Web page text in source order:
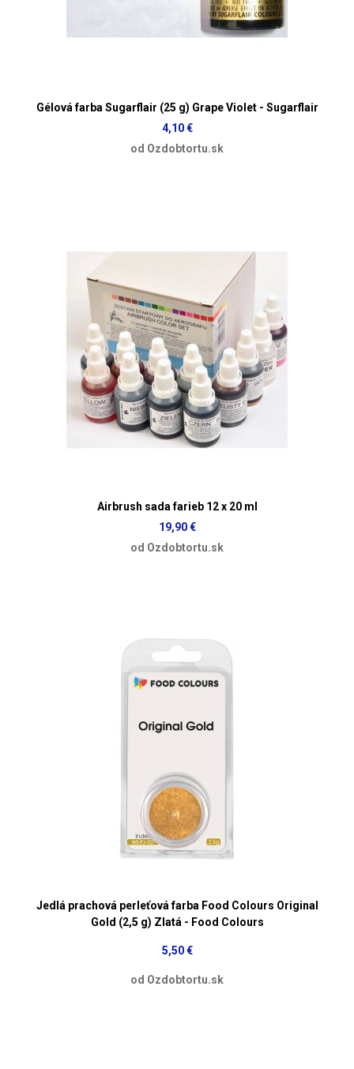
Gélová farba Sugarflair (25 g) Grape Violet - Sugarflair
4,10 €
od Ozdobtortu.sk
Airbrush sada farieb 12 x 20 ml
19,90 €
od Ozdobtortu.sk
Jedlá prachová perleťová farba Food Colours Original
Gold (2,5 g) Zlatá - Food Colours
5,50 €
od Ozdobtortu.sk